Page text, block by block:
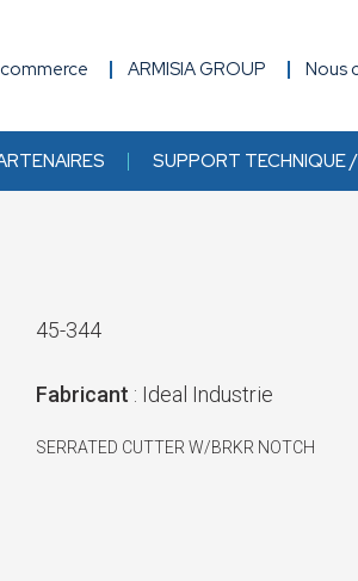
ARMISIA GROUP Nous
SUPPORT TECHNIQUE
45-344
Fabricant : Ideal Industrie
SERRATED CUTTER W/BRKR NOTCH